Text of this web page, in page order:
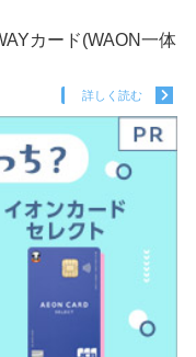
カード(WAON一体
詳しく読む